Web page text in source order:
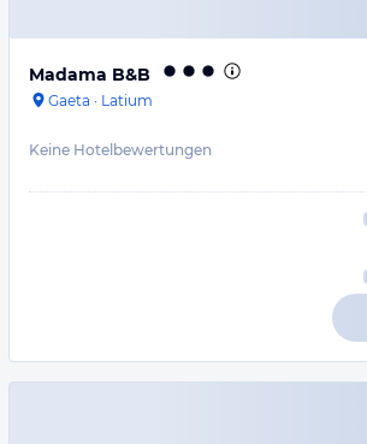
Madama B&B
Gaeta · Latium
Keine Hotelbewertungen